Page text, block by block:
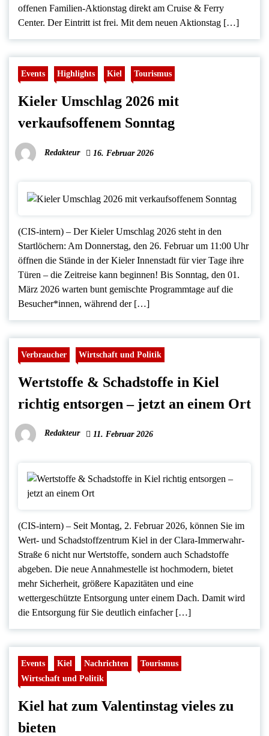
offenen Familien-Aktionstag direkt am Cruise & Ferry
Center. Der Eintritt ist frei. Mit dem neuen Aktionstag […]
Events Highlights Kiel Tourismus
Kieler Umschlag 2026 mit
verkaufsoffenem Sonntag
Redakteur 16. Februar 2026
(CIS-intern) – Der Kieler Umschlag 2026 steht in den
Startlöchern: Am Donnerstag, den 26. Februar um 11:00 Uhr
öffnen die Stände in der Kieler Innenstadt für vier Tage ihre
Türen – die Zeitreise kann beginnen! Bis Sonntag, den 01.
März 2026 warten bunt gemischte Programmtage auf die
Besucher*innen, während der […]
Verbraucher Wirtschaft und Politik
Wertstoffe & Schadstoffe in Kiel
richtig entsorgen – jetzt an einem Ort
Redakteur 11. Februar 2026
(CIS-intern) – Seit Montag, 2. Februar 2026, können Sie im
Wert- und Schadstoffzentrum Kiel in der Clara-Immerwahr-
Straße 6 nicht nur Wertstoffe, sondern auch Schadstoffe
abgeben. Die neue Annahmestelle ist hochmodern, bietet
mehr Sicherheit, größere Kapazitäten und eine
wettergeschützte Entsorgung unter einem Dach. Damit wird
die Entsorgung für Sie deutlich einfacher […]
Events Kiel Nachrichten
Tourismus
Wirtschaft und Politik
Kiel hat zum Valentinstag vieles zu
bieten